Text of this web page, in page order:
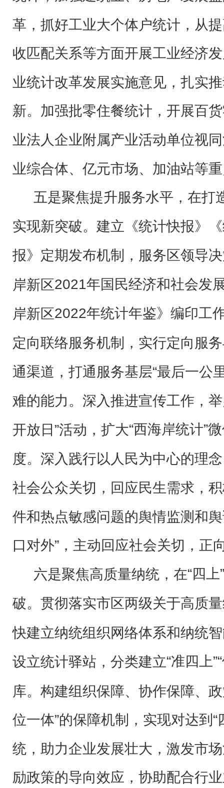
革，抓好工业大个体户统计，从
收匹配关系等方面开展工业经济
业统计改革发展实施意见，扎实
新。加强批零住餐统计，开展百
业法人企业附属产业活动单位视
业综合体、亿元市场、加油站等
五是聚焦提升服务水平，在打
实现新突破。 建立 《统计快报》
报》定期发布机制，服务区领导
岸新区2021年国民经济和社会发
岸新区2022年统计年鉴》编印工
定向联络服务机制，实行定向服
通渠道，打通服务基层“最后一公
难的能力。深入推进宣传工作，
开放日”活动， 扩大“西海岸统计”
度。深入践行以人民为中心的理
社会公众关切，回应民生需求，
件和热点敏感问题的舆情监测和
口对外”，主动回应社会关切，正
六是聚焦高质量纳统，在“四
破。 贯彻落实市区两级关于高质
快建立纳统组织网络体系和纳统
设立统计驿站，分类建立“准四上
库。构建组织保障、协作保障、
位一体”的保障机制，实现对达到“
统，助力企业发展壮大，激发市
励政策的导向效应， 协助配合行